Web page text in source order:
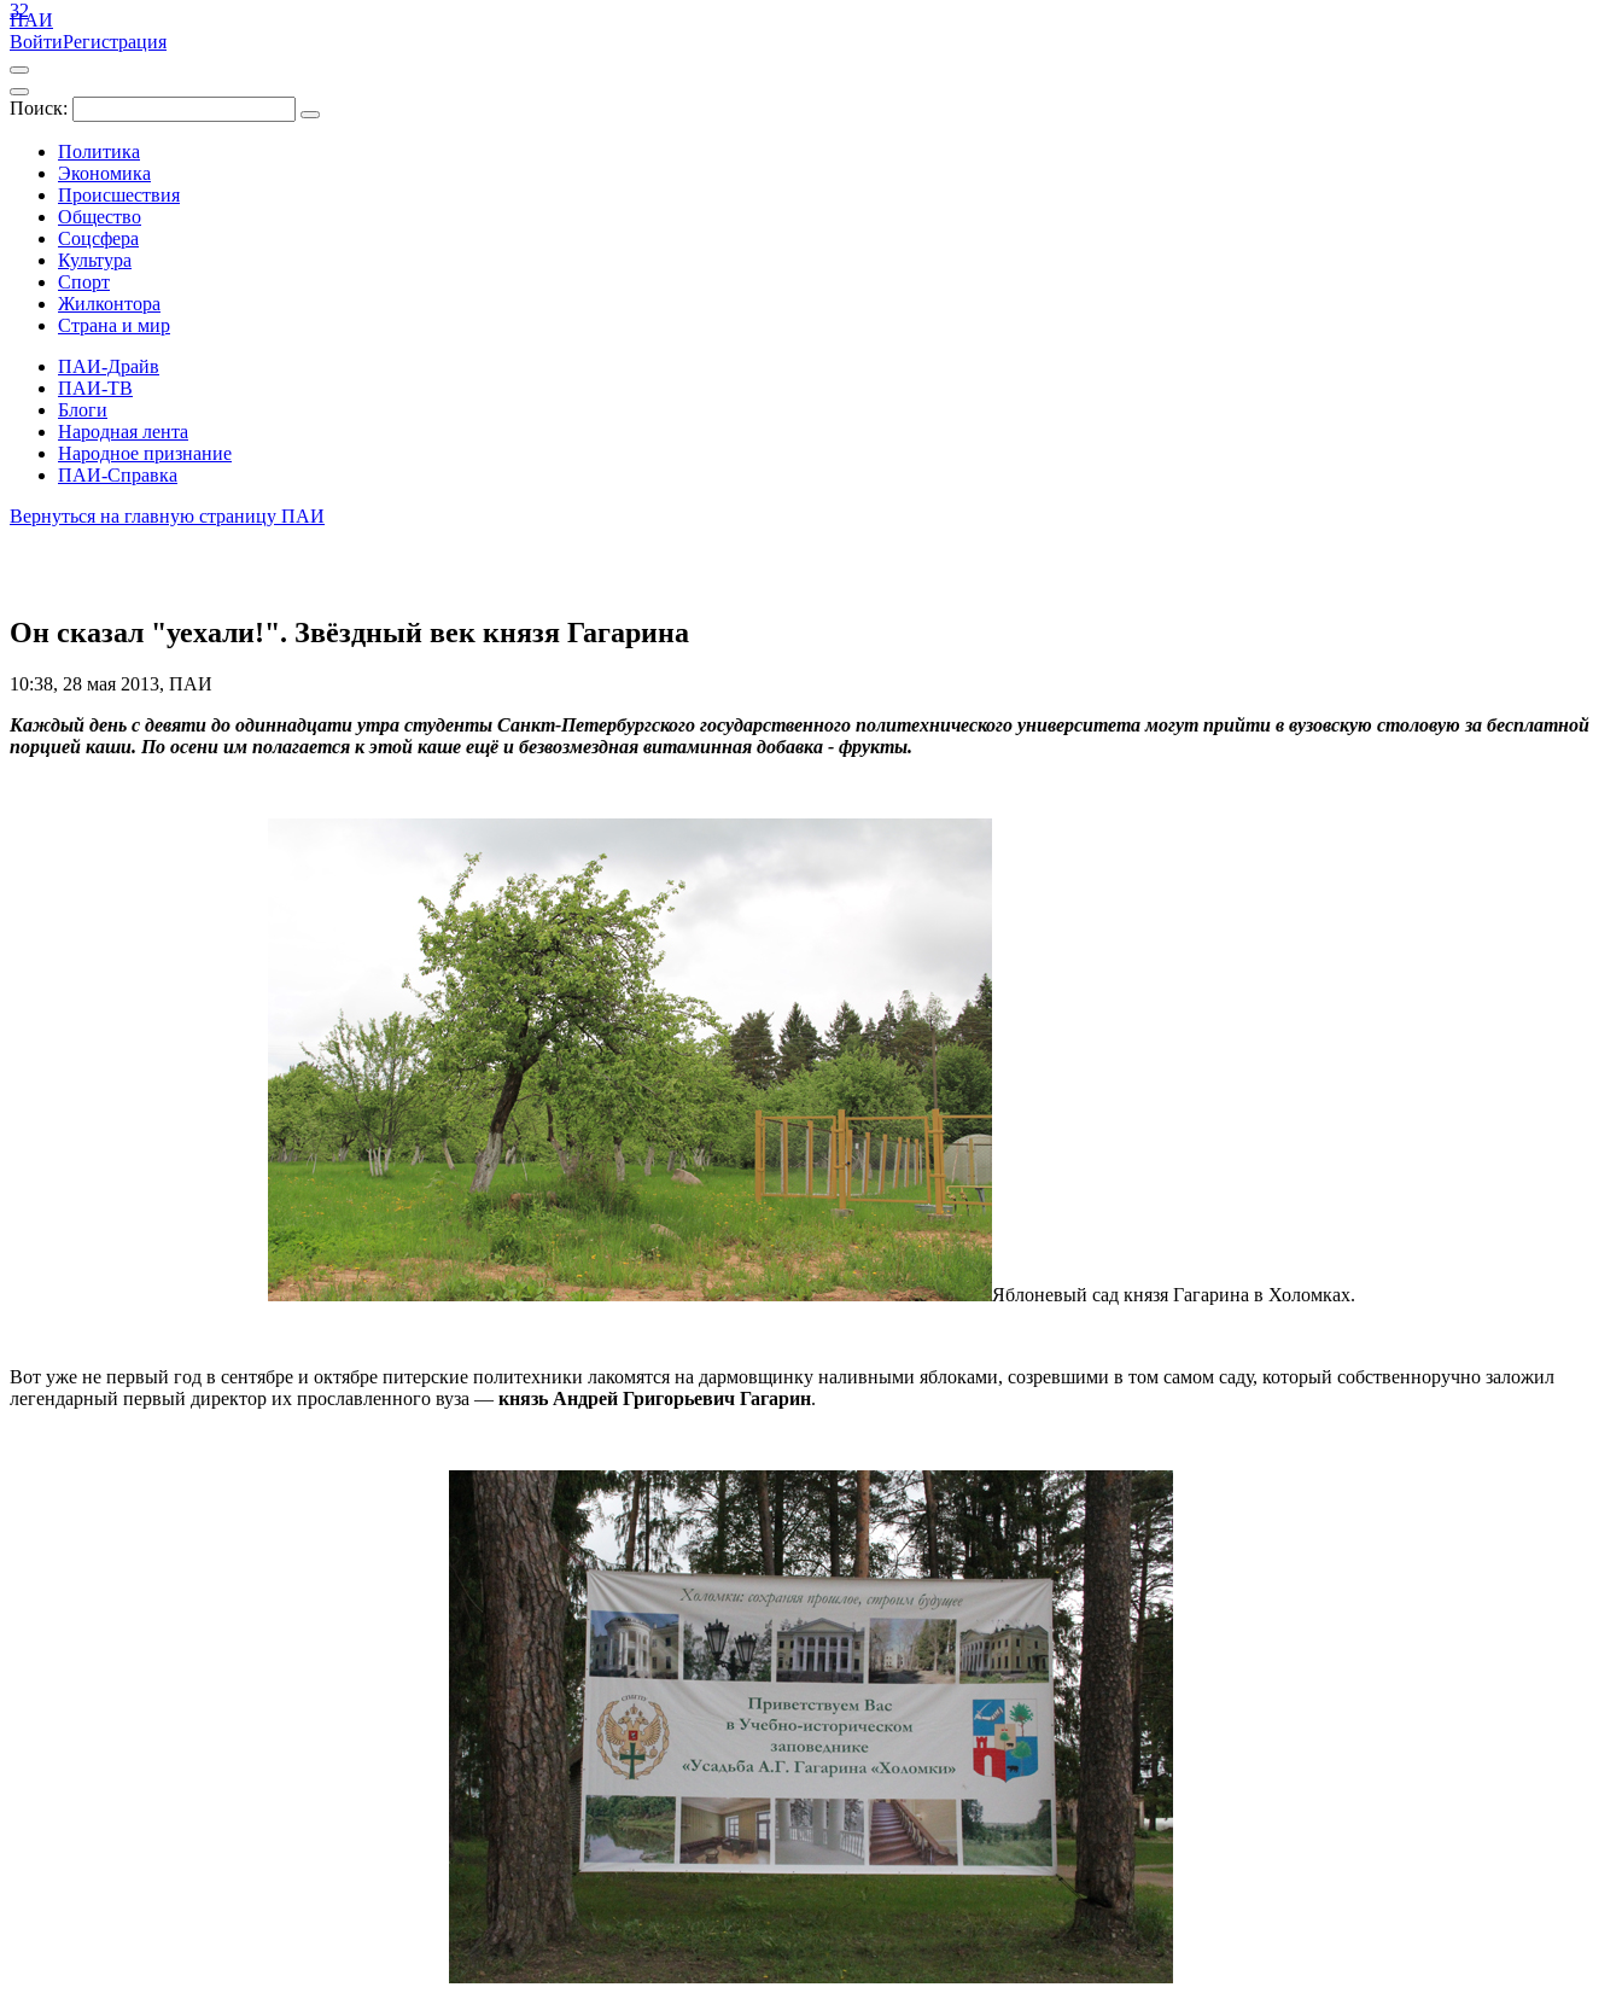
ПАИ
ВойтиРегистрация
Поиск:
Политика
Экономика
Происшествия
Общество
Соцсфера
Культура
Спорт
Жилконтора
Страна и мир
ПАИ-Драйв
ПАИ-ТВ
Блоги
Народная лента
Народное признание
ПАИ-Справка
32
Вернуться на главную страницу ПАИ
Он сказал "уехали!". Звёздный век князя Гагарина
10:38, 28 мая 2013, ПАИ
Каждый день с девяти до одиннадцати утра студенты Санкт-Петербургского государственного политехнического университета могут прийти в вузовскую столовую за бесплатной
порцией каши. По осени им полагается к этой каше ещё и безвозмездная витаминная добавка - фрукты.
Яблоневый сад князя Гагарина в Холомках.
Вот уже не первый год в сентябре и октябре питерские политехники лакомятся на дармовщинку наливными яблоками, созревшими в том самом саду, который собственноручно заложил
легендарный первый директор их прославленного вуза — князь Андрей Григорьевич Гагарин.